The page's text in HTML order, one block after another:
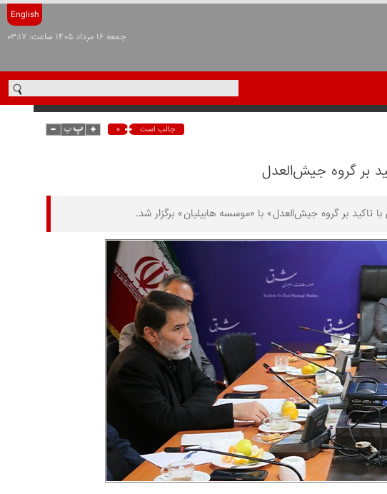
English
جمعه ۱۶ مرداد ۱۴۰۵ ساعت: ۰۳:۱۷
جالب است ۰
بر گروه جیش‌العدل
بر گروه جیش‌العدل» با «موسسه هابیلیان» برگزار شد.